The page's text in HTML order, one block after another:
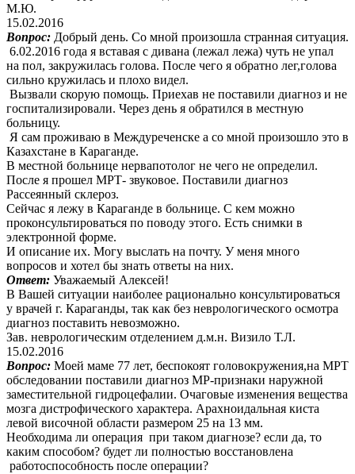
М.Ю.
15.02.2016
Вопрос: Добрый день. Со мной произошла странная ситуация.
6.02.2016 года я вставая с дивана (лежал лежа) чуть не упал
на пол, закружилась голова. После чего я обратно лег,голова
сильно кружилась и плохо видел.
Вызвали скорую помощь. Приехав не поставили диагноз и не
госпитализировали. Через день я обратился в местную
больницу.
Я сам проживаю в Междуреченске а со мной произошло это в
Казахстане в Караганде.
В местной больнице нервапотолог не чего не определил.
После я прошел МРТ- звуковое. Поставили диагноз
Рассеянный склероз.
Сейчас я лежу в Караганде в больнице. С кем можно
проконсультироваться по поводу этого. Есть снимки в
электронной форме.
И описание их. Могу выслать на почту. У меня много
вопросов и хотел бы знать ответы на них.
Ответ: Уважаемый Алексей!
В Вашей ситуации наиболее рационально консультироваться
у врачей г. Караганды, так как без неврологического осмотра
диагноз поставить невозможно.
Зав. неврологическим отделением д.м.н. Визило Т.Л.
15.02.2016
Вопрос: Моей маме 77 лет, беспокоят головокружения,на МРТ
обследовании поставили диагноз МР-признаки наружной
заместительной гидроцефалии. Очаговые изменения вещества
мозга дистрофического характера. Арахноидальная киста
левой височной области размером 25 на 13 мм.
Необходима ли операция при таком диагнозе? если да, то
каким способом? будет ли полностью восстановлена
работоспособность после операции?